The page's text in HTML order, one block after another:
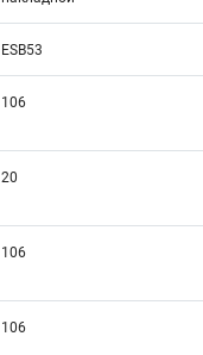
ESB53
106
20
106
106